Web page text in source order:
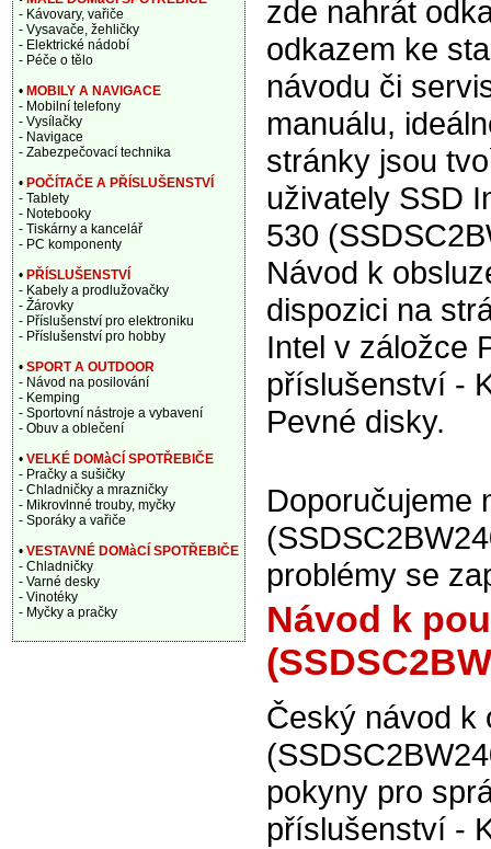
zde nahrát
odkazem ke
návodu či
manuálu,
stránky jsou
uživately SSD
530
Návod k
dispozici na
Intel v záložce
příslušenství -
Pevné disky.
Doporučujeme
problémy se
Návod k
Český návod k
pokyny pro
příslušenství -
- Kávovary, vařiče
- Vysavače, žehličky
- Elektrické nádobí
- Péče o tělo
• MOBILY A NAVIGACE
- Mobilní telefony
- Vysílačky
- Navigace
- Zabezpečovací technika
• POČÍTAČE A PŘÍSLUŠENSTVÍ
- Tablety
- Notebooky
- Tiskárny a kancelář
- PC komponenty
• PŘÍSLUŠENSTVÍ
- Kabely a prodlužovačky
- Žárovky
- Příslušenství pro elektroniku
- Příslušenství pro hobby
• SPORT A OUTDOOR
- Návod na posilování
- Kemping
- Sportovní nástroje a vybavení
- Obuv a oblečení
• VELKÉ DOMàCÍ SPOTŘEBIČE
- Pračky a sušičky
- Chladničky a mrazničky
- Mikrovlnné trouby, myčky
- Sporáky a vařiče
• VESTAVNÉ DOMàCÍ SPOTŘEBIČE
- Chladničky
- Varné desky
- Vinotéky
- Myčky a pračky